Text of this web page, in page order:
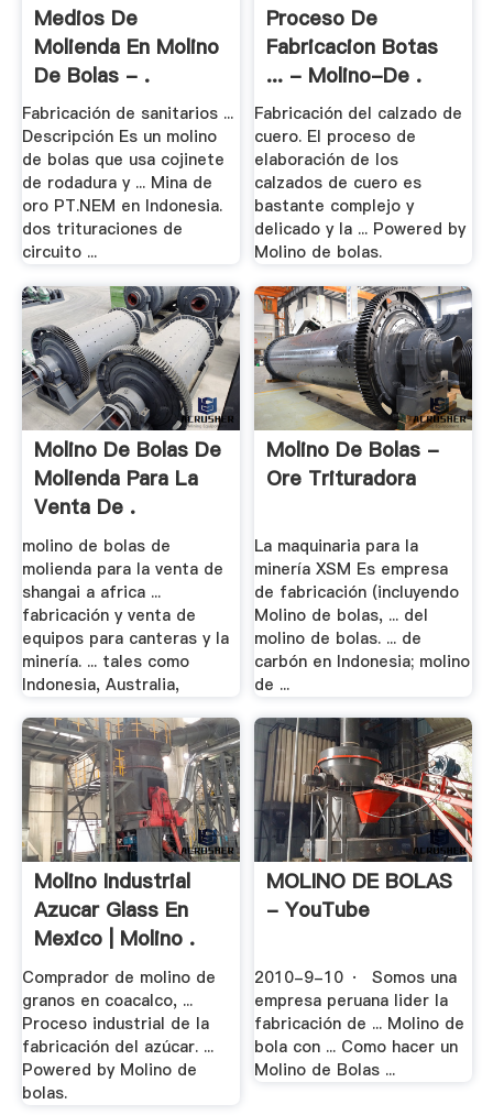
Medios De
Molienda En Molino
De Bolas - .
Fabricación de sanitarios ...
Descripción Es un molino
de bolas que usa cojinete
de rodadura y ... Mina de
oro PT.NEM en Indonesia.
dos trituraciones de
circuito ...
Proceso De
Fabricacion Botas
... - Molino-De .
Fabricación del calzado de
cuero. El proceso de
elaboración de los
calzados de cuero es
bastante complejo y
delicado y la ... Powered by
Molino de bolas.
Molino De Bolas De
Molienda Para La
Venta De .
molino de bolas de
molienda para la venta de
shangai a africa ...
fabricación y venta de
equipos para canteras y la
minería. ... tales como
Indonesia, Australia,
Molino De Bolas -
Ore Trituradora
La maquinaria para la
minería XSM Es empresa
de fabricación (incluyendo
Molino de bolas, ... del
molino de bolas. ... de
carbón en Indonesia; molino
de ...
Molino Industrial
Azucar Glass En
Mexico | Molino .
Comprador de molino de
granos en coacalco, ...
Proceso industrial de la
fabricación del azúcar. ...
Powered by Molino de
bolas.
MOLINO DE BOLAS
- YouTube
2010-9-10 · Somos una
empresa peruana lider la
fabricación de ... Molino de
bola con ... Como hacer un
Molino de Bolas ...